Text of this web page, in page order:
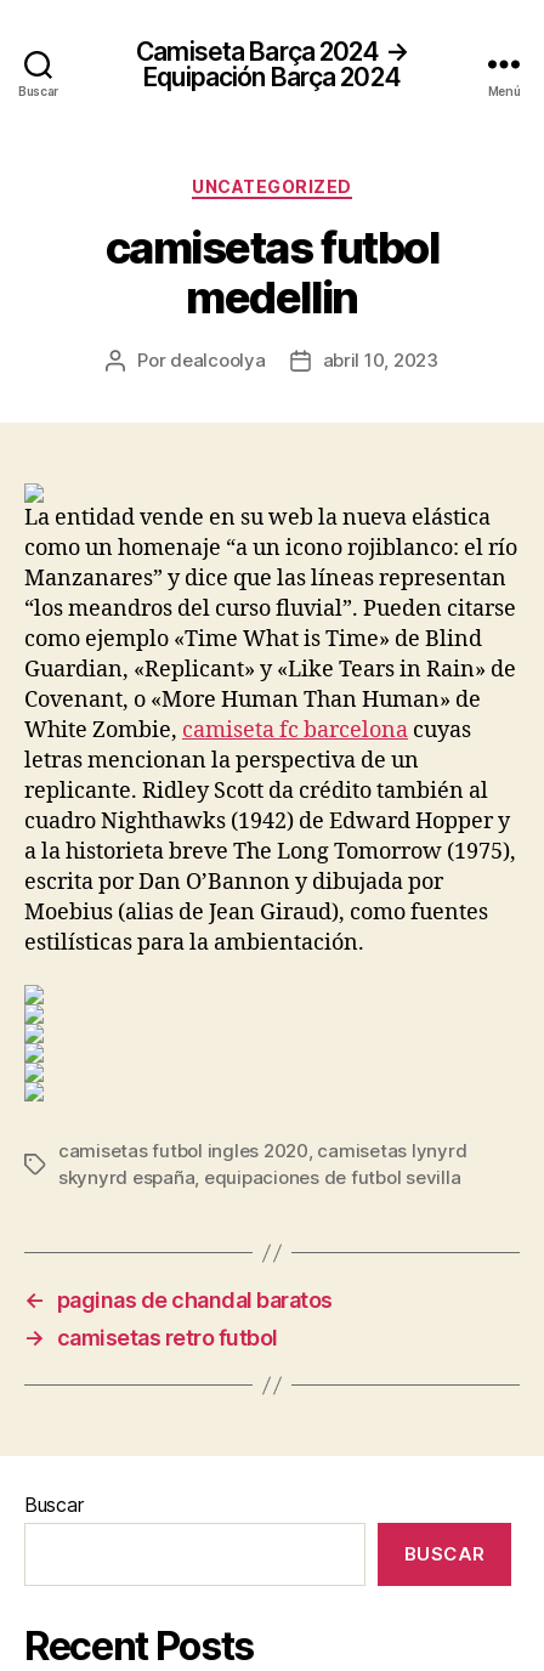
Buscar
Camiseta Barça 2024 →
Equipación Barça 2024
Menú
Categorías
UNCATEGORIZED
camisetas futbol
medellin
Autor
Por dealcoolya
Fechaabril 10, 2023
La entidad vende en su web la nueva elástica
como un homenaje “a un icono rojiblanco: el río
Manzanares” y dice que las líneas representan
“los meandros del curso fluvial”. Pueden citarse
como ejemplo «Time What is Time» de Blind
Guardian, «Replicant» y «Like Tears in Rain» de
Covenant, o «More Human Than Human» de
White Zombie, camiseta fc barcelona cuyas
letras mencionan la perspectiva de un
replicante. Ridley Scott da crédito también al
cuadro Nighthawks (1942) de Edward Hopper y
a la historieta breve The Long Tomorrow (1975),
escrita por Dan O’Bannon y dibujada por
Moebius (alias de Jean Giraud), como fuentes
estilísticas para la ambientación.
Etiquetas
camisetas futbol ingles 2020, camisetas lynyrd
skynyrd españa, equipaciones de futbol sevilla
←
paginas de chandal baratos
→
camisetas retro futbol
Buscar
BUSCAR
Recent Posts